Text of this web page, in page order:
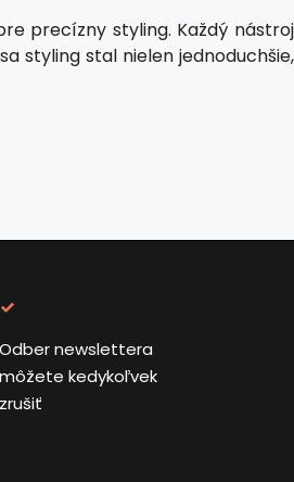
precízny styling. Každý nástroj
styling stal nielen jednoduchšie,
Odber newslettera
môžete kedykoľvek
zrušiť